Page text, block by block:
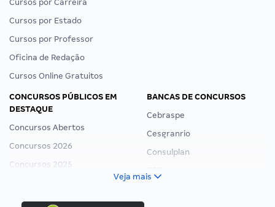
Cursos por Carreira
Cursos por Estado
Cursos por Professor
Oficina de Redação
Cursos Online Gratuitos
CONCURSOS PÚBLICOS EM
DESTAQUE
Concursos Abertos
Concursos 2026
Concursos 2025
Concurso Ibama
BANCAS DE CONCURSOS
Cebraspe
Cesgranrio
Consulplan
Veja mais